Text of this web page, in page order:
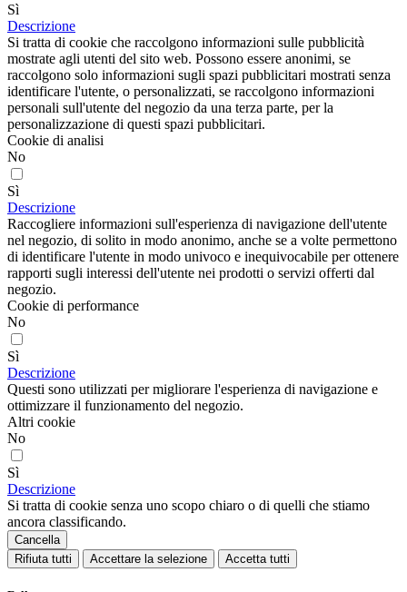
Sì
Descrizione
Si tratta di cookie che raccolgono informazioni sulle pubblicità
mostrate agli utenti del sito web. Possono essere anonimi, se
raccolgono solo informazioni sugli spazi pubblicitari mostrati senza
identificare l'utente, o personalizzati, se raccolgono informazioni
personali sull'utente del negozio da una terza parte, per la
personalizzazione di questi spazi pubblicitari.
Cookie di analisi
No
Sì
Descrizione
Raccogliere informazioni sull'esperienza di navigazione dell'utente
nel negozio, di solito in modo anonimo, anche se a volte permettono
di identificare l'utente in modo univoco e inequivocabile per ottenere
rapporti sugli interessi dell'utente nei prodotti o servizi offerti dal
negozio.
Cookie di performance
No
Sì
Descrizione
Questi sono utilizzati per migliorare l'esperienza di navigazione e
ottimizzare il funzionamento del negozio.
Altri cookie
No
Sì
Descrizione
Si tratta di cookie senza uno scopo chiaro o di quelli che stiamo
ancora classificando.
Cancella
Rifiuta tutti
Accettare la selezione Accetta tutti